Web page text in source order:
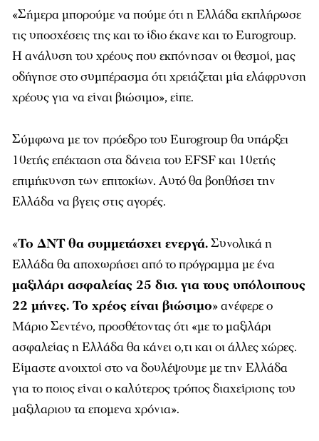
«Σήμερα μπορούμε να πούμε ότι η Ελλάδα εκπλήρωσε
τις υποσχέσεις της και το ίδιο έκανε και το Eurogroup.
H ανάλυση του χρέους που εκπόνησαν οι θεσμοί, μας
οδήγησε στο συμπέρασμα ότι χρειάζεται μία ελάφρυνση
χρέους για να είναι βιώσιμο», είπε.
Σύμφωνα με τον πρόεδρο του Εurogroup θα υπάρξει
10ετής επέκταση στα δάνεια του EFSF και 10ετής
επιμήκυνση των επιτοκίων. Αυτό θα βοηθήσει την
Ελλάδα να βγεις στις αγορές.
«Το ΔΝΤ θα συμμετάσχει ενεργά.Συνολικά η
Ελλάδα θα αποχωρήσει από το πρόγραμμα με ένα
μαξιλάρι ασφαλείας 25 δισ. για τους υπόλοιπους
22 μήνες. Το χρέος είναι βιώσιμο» ανέφερε ο
Μάριο Σεντένο, προσθέτοντας ότι «με το μαξιλάρι
ασφαλείας η Ελλάδα θα κάνει ο,τι και οι άλλες χώρες.
Είμαστε ανοιχτοί στο να δουλέψουμε με την Ελλάδα
για το ποιος είναι ο καλύτερος τρόπος διαχείρισης του
μαξιλαριου τα επομενα χρόνια».